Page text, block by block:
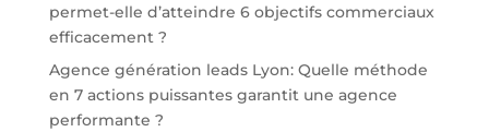
permet-elle d’atteindre 6 objectifs commerciaux
efficacement ?
Agence génération leads Lyon: Quelle méthode
en 7 actions puissantes garantit une agence
performante ?